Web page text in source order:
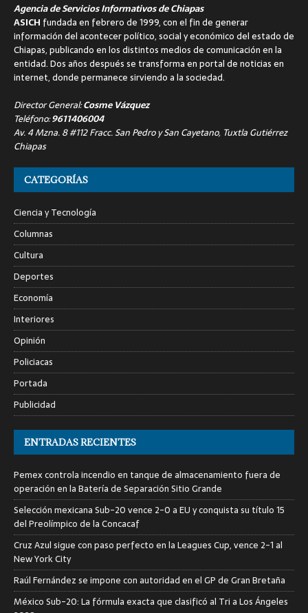
Agencia de Servicios Informativos de Chiapas
ASICH fundada en febrero de 1999, con el fin de generar
información del acontecer político, social y económico del estado de
Chiapas, publicando en los distintos medios de comunicación en la
entidad. Dos años después se transforma en portal de noticias en
internet, donde permanece sirviendo a la sociedad.
Director General:Cosme Vázquez
Teléfono:9611406004
Av. 4 Mzna. 8 #112 Fracc. San Pedro y San Cayetano, Tuxtla Gutiérrez
Chiapas
CATEGORÍAS
Ciencia y Tecnología
Columnas
Cultura
Deportes
Economía
Interiores
Opinión
Policiacas
Portada
Publicidad
ENTRADAS RECIENTES
Pemex controla incendio en tanque de almacenamiento fuera de
operación en la Batería de Separación Sitio Grande
Selección mexicana Sub-20 vence 2-0 a EU y conquista su título 15
del Preolímpico de la Concacaf
Cruz Azul sigue con paso perfecto en la Leagues Cup, vence 2-1 al
New York City
Raúl Fernández se impone con autoridad en el GP de Gran Bretaña
México Sub-20: La fórmula exacta que clasificó al Tri a Los Ángeles